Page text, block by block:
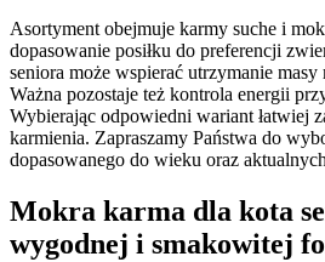
Asortyment obejmuje karmy suche i
dopasowanie posiłku do preferencji
seniora może wspierać utrzymanie
Ważna pozostaje też kontrola energii
Wybierając odpowiedni wariant łatwiej
karmienia. Zapraszamy Państwa do
dopasowanego do wieku oraz
Mokra karma dla kota
wygodnej i smakowitej